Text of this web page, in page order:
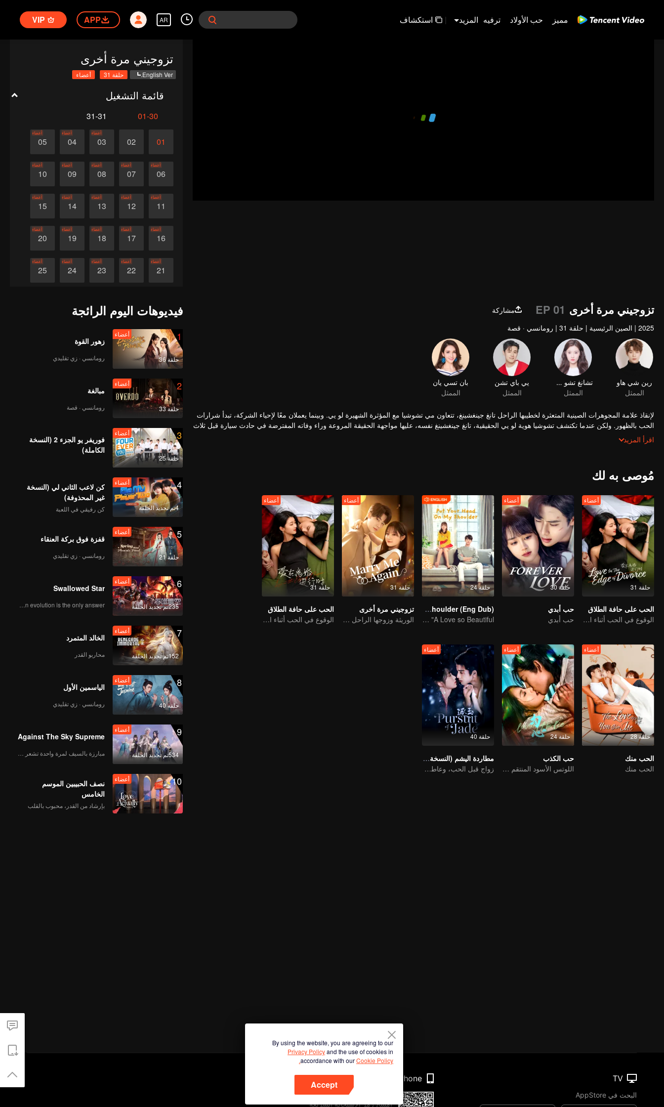
مميز حب الأولاد ترفيه المزيد | استكشاف AR
APP
VIP
تزوجيني مرة أخرى
English Ver. حلقة 31 أعضاء
قائمة التشغيل
01-30
31-31
01
02
03
أعضاء
04
أعضاء
05
أعضاء
06
أعضاء
07
أعضاء
08
أعضاء
09
أعضاء
10
أعضاء
11
أعضاء
12
أعضاء
13
أعضاء
14
أعضاء
15
أعضاء
16
أعضاء
17
أعضاء
18
أعضاء
19
أعضاء
20
أعضاء
21
أعضاء
22
أعضاء
23
أعضاء
24
أعضاء
25
أعضاء
تزوجيني مرة أخرى EP 01
مشاركة
2025
| الصين الرئيسية | حلقة 31 | رومانسي · قصة
رين شي هاو
الممثل
تشانغ تشو هان
الممثل
يي باي تشن
الممثل
بان تسي يان
الممثل
لإنقاذ علامة المجوهرات الصينية المتعثرة لخطيبها الراحل تانغ جينغشينغ، تتعاون مي تشوشيا مع المؤثرة الشهيرة لو يي. وبينما يعملان معًا لإحياء الشركة، تبدأ شرارات
الحب بالظهور. ولكن عندما تكتشف تشوشيا هوية لو يي الحقيقية، تانغ جينغشينغ نفسه، عليها مواجهة الحقيقة المروعة وراء وفاته المفترضة في حادث سيارة قبل ثلاث
سنوات.
اقرأ المزيد
مُوصى به لك
حلقة 31
أعضاء
الحب على حافة الطلاق
الوقوع في الحب أثناء الطلاق
حلقة 30
أعضاء
حب أبدي
حب أبدي
حلقة 24
Put Your Head On My Shoulder (Eng Dub)
It was adapted from the same series of novels as "A Love so Beautiful"
حلقة 31
أعضاء
تزوجيني مرة أخرى
الوريثة وزوجها الراحل المزدوج
حلقة 31
أعضاء
الحب على حافة الطلاق
الوقوع في الحب أثناء الطلاق
حلقة 28
أعضاء
الحب منك
الحب منك
حلقة 24
أعضاء
حب الكذب
اللوتس الأسود المنتقم يقع في حب الشاب المارق
حلقة 40
أعضاء
مطاردة اليشم (النسخة الإنجليزية)
زواج قبل الحب، وعاطفة تتشكل في الحرب
فيديوهات اليوم الرائجة
1
حلقة 36
أعضاء
زهور القوة
رومانسي · زي تقليدي
2
حلقة 33
أعضاء
مبالغة
رومانسي · قصة
3
حلقة 25
أعضاء
فوريفر يو الجزء 2 (النسخة
الكاملة)
4
4تم تجديد الحلقة
أعضاء
كن لاعب الثاني لي (النسخة
غير المحذوفة)
كن رفيقي في اللعبة
5
حلقة 21
أعضاء
قفزة فوق بركة العنقاء
رومانسي · زي تقليدي
6
235تم تجديد الحلقة
أعضاء
Swallowed Star
Human evolution is the only answer.
7
152تم تجديد الحلقة
أعضاء
الخالد المتمرد
محاربو القدر
8
حلقة 40
أعضاء
الياسمين الأول
رومانسي · زي تقليدي
9
534تم تجديد الحلقة
أعضاء
Against The Sky Supreme
10 أعضاء
نصف الحبيبين الموسم
الخامس
بإرشاد من القدر، محبوب بالقلب
By using the website, you are agreeing to our
Privacy Policyand the use of cookies in
accordance with ourCookie Policy.
Accept
TV
البحث في AppStore
Phone
امسح رمز الاستجابة السريعة